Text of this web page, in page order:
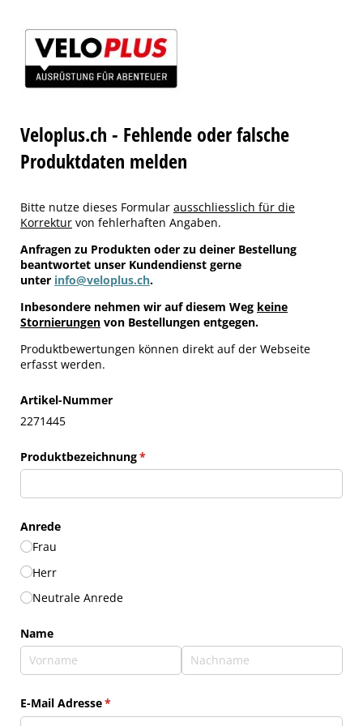
Veloplus.ch - Fehlende oder falsche
Produktdaten melden
Bitte nutze dieses Formular ausschliesslich für die
Korrektur von fehlerhaften Angaben.
Anfragen zu Produkten oder zu deiner Bestellung
beantwortet unser Kundendienst gerne
unter info@veloplus.ch.
Inbesondere nehmen wir auf diesem Weg keine
Stornierungen von Bestellungen entgegen.
Produktbewertungen können direkt auf der Webseite
erfasst werden.
Artikel-Nummer
2271445
Produktbezeichnung*
(erforderlich)
Anrede
Frau
Herr
Neutrale Anrede
Name
E-Mail Adresse*
(erforderlich)